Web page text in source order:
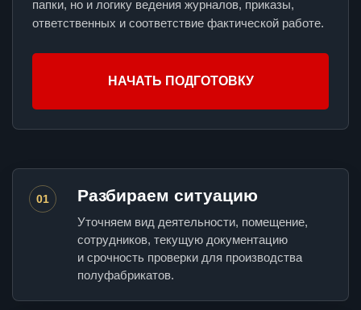
папки, но и логику ведения журналов, приказы,
ответственных и соответствие фактической работе.
НАЧАТЬ ПОДГОТОВКУ
01 Разбираем ситуацию
Уточняем вид деятельности, помещение,
сотрудников, текущую документацию
и срочность проверки для производства
полуфабрикатов.